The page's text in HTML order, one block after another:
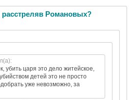
Романовых?
убить царя это дело житейское,
детей это не просто
уже невозможно, за